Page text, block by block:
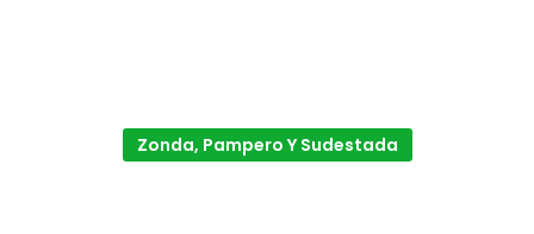
Zonda, Pampero Y Sudestada